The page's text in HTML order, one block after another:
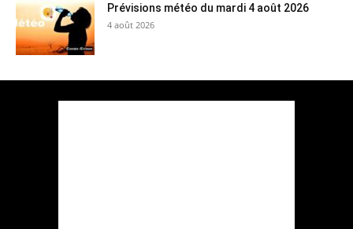
Prévisions météo du mardi 4 août 2026
4 août 2026